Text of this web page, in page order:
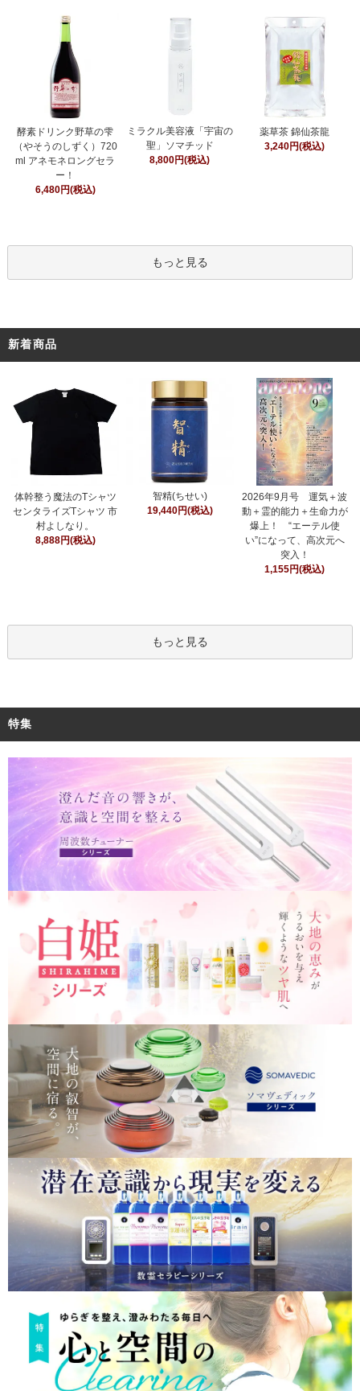
酵素ドリンク野草の雫
（やそうのしずく）720
ml アネモネロングセラ
ー！
6,480円(税込)
ミラクル美容液「宇宙の
聖」ソマチッド
8,800円(税込)
薬草茶 錦仙茶龍
3,240円(税込)
もっと見る
新着商品
体幹整う魔法のTシャツ
センタライズTシャツ 市
村よしなり。
8,888円(税込)
智精(ちせい)
19,440円(税込)
2026年9月号 運気＋波
動＋霊的能力＋生命力が
爆上！ “エーテル使
い”になって、高次元へ
突入！
1,155円(税込)
もっと見る
特集